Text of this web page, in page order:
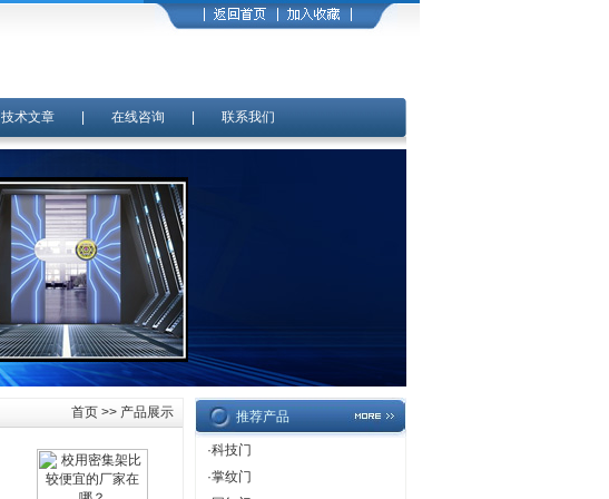
技术文章| 在线咨询 联系我们
首页 >> 产品展示 推荐产品
·科技门
·掌纹门